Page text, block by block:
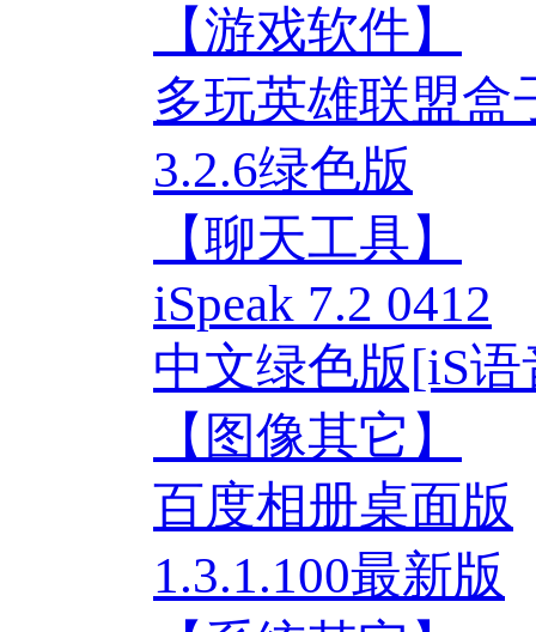
【游戏软件】
多玩英雄联盟盒
3.2.6绿色版
【聊天工具】
iSpeak 7.2 0412
中文绿色版[iS
【图像其它】
百度相册桌面版
1.3.1.100最新版